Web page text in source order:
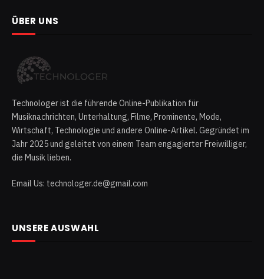
ÜBER UNS
Technologer ist die führende Online-Publikation für
Musiknachrichten, Unterhaltung, Filme, Prominente, Mode,
Wirtschaft, Technologie und andere Online-Artikel. Gegründet im
Jahr 2025 und geleitet von einem Team engagierter Freiwilliger,
die Musik lieben.
Email Us: technologer.de@gmail.com
UNSERE AUSWAHL